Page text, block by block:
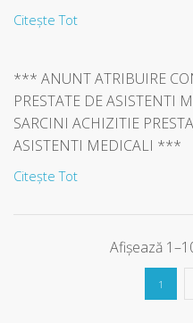
Citește Tot
*** ANUNT ATRIBUIRE
PRESTATE DE
SARCINI ACHIZITIE
ASISTENTI MEDICALI ***
Citește Tot
Afișează
1